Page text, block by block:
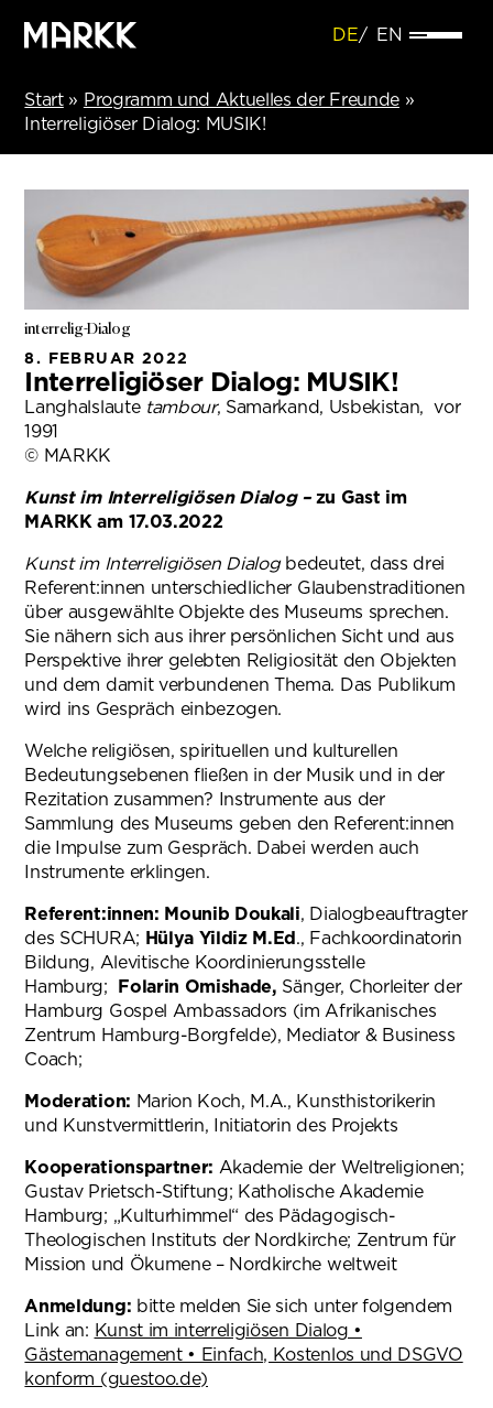
DE EN
Start» Programm und Aktuelles der Freunde»
Interreligiöser Dialog: MUSIK!
8. FEBRUAR 2022
Interreligiöser Dialog: MUSIK!
Langhalslaute tambour, Samarkand, Usbekistan, vor
1991
© MARKK
Kunst im Interreligiösen Dialog – zu Gast im
MARKK am 17.03.2022
Kunst im Interreligiösen Dialogbedeutet, dass drei
Referent:innen unterschiedlicher Glaubenstraditionen
über ausgewählte Objekte des Museums sprechen.
Sie nähern sich aus ihrer persönlichen Sicht und aus
Perspektive ihrer gelebten Religiosität den Objekten
und dem damit verbundenen Thema. Das Publikum
wird ins Gespräch einbezogen.
Welche religiösen, spirituellen und kulturellen
Bedeutungsebenen fließen in der Musik und in der
Rezitation zusammen? Instrumente aus der
Sammlung des Museums geben den Referent:innen
die Impulse zum Gespräch. Dabei werden auch
Instrumente erklingen.
Referent:innen: Mounib Doukali, Dialogbeauftragter
des SCHURA; Hülya Yildiz M.Ed., Fachkoordinatorin
Bildung, Alevitische Koordinierungsstelle
Hamburg; Folarin Omishade, Sänger, Chorleiter der
Hamburg Gospel Ambassadors (im Afrikanisches
Zentrum Hamburg-Borgfelde), Mediator & Business
Coach;
Moderation: Marion Koch, M.A., Kunsthistorikerin
und Kunstvermittlerin, Initiatorin des Projekts
Kooperationspartner: Akademie der Weltreligionen;
Gustav Prietsch-Stiftung; Katholische Akademie
Hamburg; „Kulturhimmel“ des Pädagogisch-
Theologischen Instituts der Nordkirche; Zentrum für
Mission und Ökumene – Nordkirche weltweit
Anmeldung: bitte melden Sie sich unter folgendem
Link an: Kunst im interreligiösen Dialog •
Gästemanagement • Einfach, Kostenlos und DSGVO
konform (guestoo.de)
interrelig-Dialog